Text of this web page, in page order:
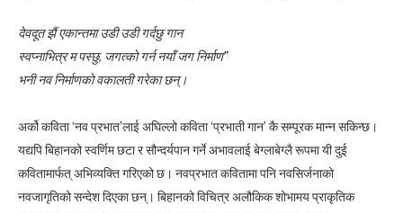
देवदूत झैं एकान्तमा उडी उडी गर्दछु गान
स्वप्नाभित्र म पस्छु, जगत्को गर्न नयाँ जग निर्माण”
भनी नव निर्माणको वकालती गरेका छन्।
अर्को कविता ‘नव प्रभात’लाई अघिल्लो कविता ‘प्रभाती गान’ कै सम्पूरक मान्न सकिन्छ।
यद्यपि बिहानको स्वर्णिम छटा र सौन्दर्यपान गर्ने अभावलाई बेग्लाबेग्लै रूपमा यी दुई
कवितामार्फत् अभिव्यक्ति गरिएको छ। नवप्रभात कवितामा पनि नवसिर्जनाको
नवजागृतिको सन्देश दिएका छन्। बिहानको विचित्र अलौकिक शोभामय प्राकृतिक